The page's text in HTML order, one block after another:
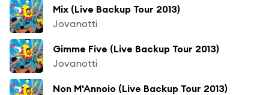
Mix (Live Backup Tour 2013)
Jovanotti
Gimme Five (Live Backup Tour 2013)
Jovanotti
Non M'Annoio (Live Backup Tour 2013)